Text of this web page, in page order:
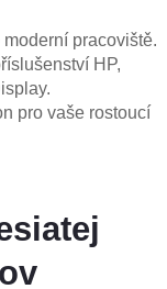
pracoviště.
HP,
pro vaše rostoucí